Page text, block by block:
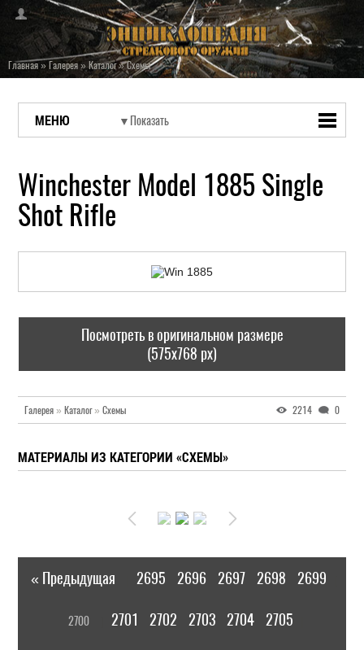
Главная»Галерея»Каталог»Схемы
МЕНЮ
Winchester Model 1885 Single
Shot Rifle
Посмотреть в оригинальном размере
(575x768 px)
Галерея » Каталог» Схемы 2214 0
МАТЕРИАЛЫ ИЗ КАТЕГОРИИ «СХЕМЫ»
« Предыдущая 2695 2696 2697 2698 2699
2700 2701 2702 2703 2704 2705